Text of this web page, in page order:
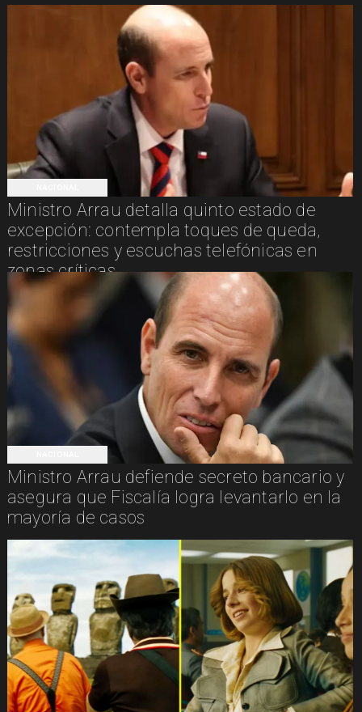
Ministro Arrau detalla quinto estado de
excepción: contempla toques de queda,
restricciones y escuchas telefónicas en
zonas críticas
Ministro Arrau defiende secreto bancario y
asegura que Fiscalía logra levantarlo en la
mayoría de casos